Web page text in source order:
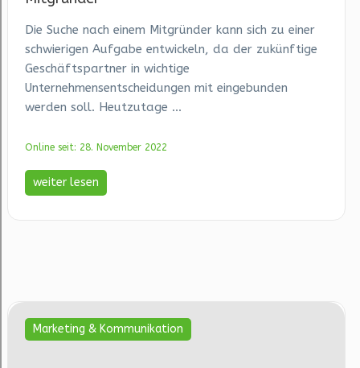
Die Suche nach einem Mitgründer kann sich zu einer
schwierigen Aufgabe entwickeln, da der zukünftige
Geschäftspartner in wichtige
Unternehmensentscheidungen mit eingebunden
werden soll. Heutzutage ...
Online seit: 28. November 2022
weiter lesen
Marketing & Kommunikation